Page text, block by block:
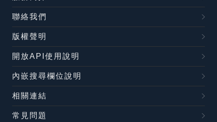
聯絡我們
版權聲明
開放API使用說明
內嵌搜尋欄位說明
相關連結
常見問題